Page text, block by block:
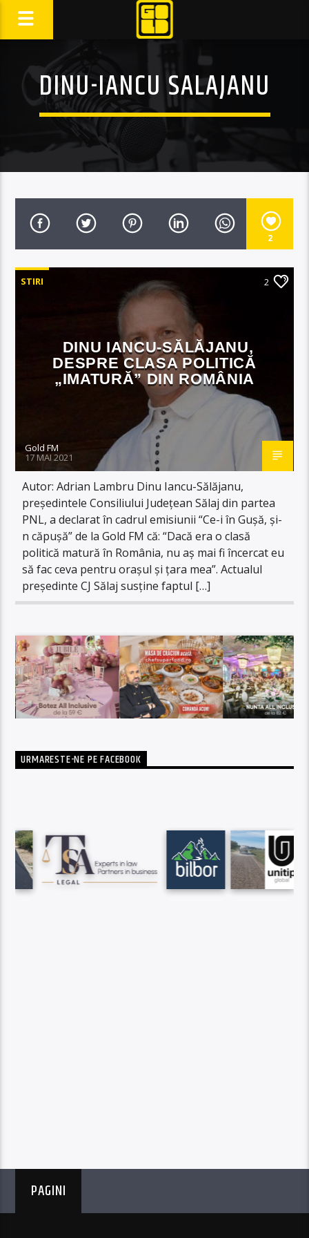
DINU-IANCU SALAJANU
2
STIRI 2
DINU IANCU-SĂLĂJANU,
DESPRE CLASA POLITICĂ
„IMATURĂ” DIN ROMÂNIA
Gold FM
17 MAI 2021
Autor: Adrian Lambru Dinu Iancu-Sălăjanu,
președintele Consiliului Județean Sălaj din partea
PNL, a declarat în cadrul emisiunii “Ce-i în Gușă, și-
n căpușă” de la Gold FM că: “Dacă era o clasă
politică matură în România, nu aș mai fi încercat eu
să fac ceva pentru orașul și țara mea”. Actualul
președinte CJ Sălaj susține faptul […]
URMARESTE-NE PE FACEBOOK
PAGINI